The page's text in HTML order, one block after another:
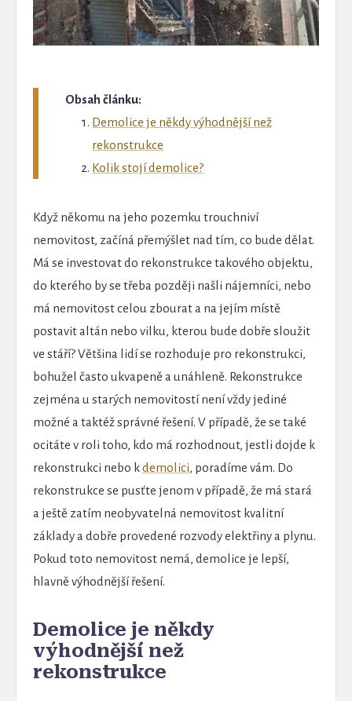
Obsah článku:
Demolice je někdy výhodnější než
rekonstrukce
Kolik stojí demolice?
Když někomu na jeho pozemku trouchniví
nemovitost, začíná přemýšlet nad tím, co bude dělat.
Má se investovat do rekonstrukce takového objektu,
do kterého by se třeba později našli nájemníci, nebo
má nemovitost celou zbourat a na jejím místě
postavit altán nebo vilku, kterou bude dobře sloužit
ve stáří? Většina lidí se rozhoduje pro rekonstrukci,
bohužel často ukvapeně a unáhleně. Rekonstrukce
zejména u starých nemovitostí není vždy jediné
možné a taktéž správné řešení. V případě, že se také
ocitáte v roli toho, kdo má rozhodnout, jestli dojde k
rekonstrukci nebo kdemolici, poradíme vám. Do
rekonstrukce se pusťte jenom v případě, že má stará
a ještě zatím neobyvatelná nemovitost kvalitní
základy a dobře provedené rozvody elektřiny a plynu.
Pokud toto nemovitost nemá, demolice je lepší,
hlavně výhodnější řešení.
Demolice je někdy
výhodnější než
rekonstrukce